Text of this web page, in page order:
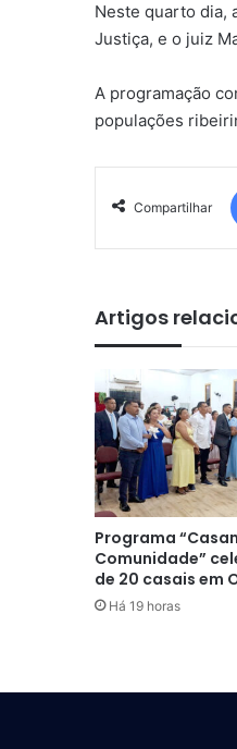
Neste quarto dia,
Justiça, e o juiz
A programação
populações
Compartilhar
Artigos
Programa
Comunidade”
de 20 casais em
Há 19 horas